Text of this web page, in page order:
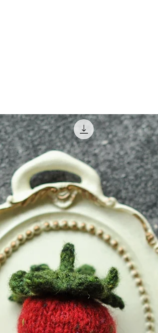
換貨。
除賣家
毀損)，
以下商
依客人
度。
已告知
已拆封
木材製
路、重
完美主義
議及不愉